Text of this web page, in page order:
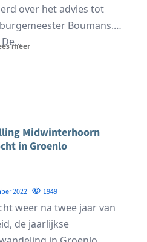
over het advies tot
Boumans.
De...meer
Midwinterhoorn
in Groenlo
2022 1949
weer na twee jaar van
de jaarlijkse